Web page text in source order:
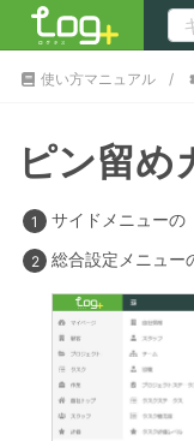
使い方マニュアル
ピン留め
サイドメニューの
総合設定メニュー